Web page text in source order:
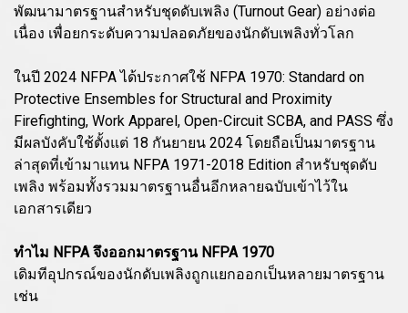
พัฒนามาตรฐานสำหรับชุดดับเพลิง (Turnout Gear) อย่างต่อ
เนื่อง เพื่อยกระดับความปลอดภัยของนักดับเพลิงทั่วโลก
ในปี 2024 NFPA ได้ประกาศใช้ NFPA 1970: Standard on
Protective Ensembles for Structural and Proximity
Firefighting, Work Apparel, Open-Circuit SCBA, and PASS ซึ่ง
มีผลบังคับใช้ตั้งแต่ 18 กันยายน 2024 โดยถือเป็นมาตรฐาน
ล่าสุดที่เข้ามาแทน NFPA 1971-2018 Edition สำหรับชุดดับ
เพลิง พร้อมทั้งรวมมาตรฐานอื่นอีกหลายฉบับเข้าไว้ใน
เอกสารเดียว
ทำไม NFPA จึงออกมาตรฐาน NFPA 1970
เดิมทีอุปกรณ์ของนักดับเพลิงถูกแยกออกเป็นหลายมาตรฐาน
เช่น